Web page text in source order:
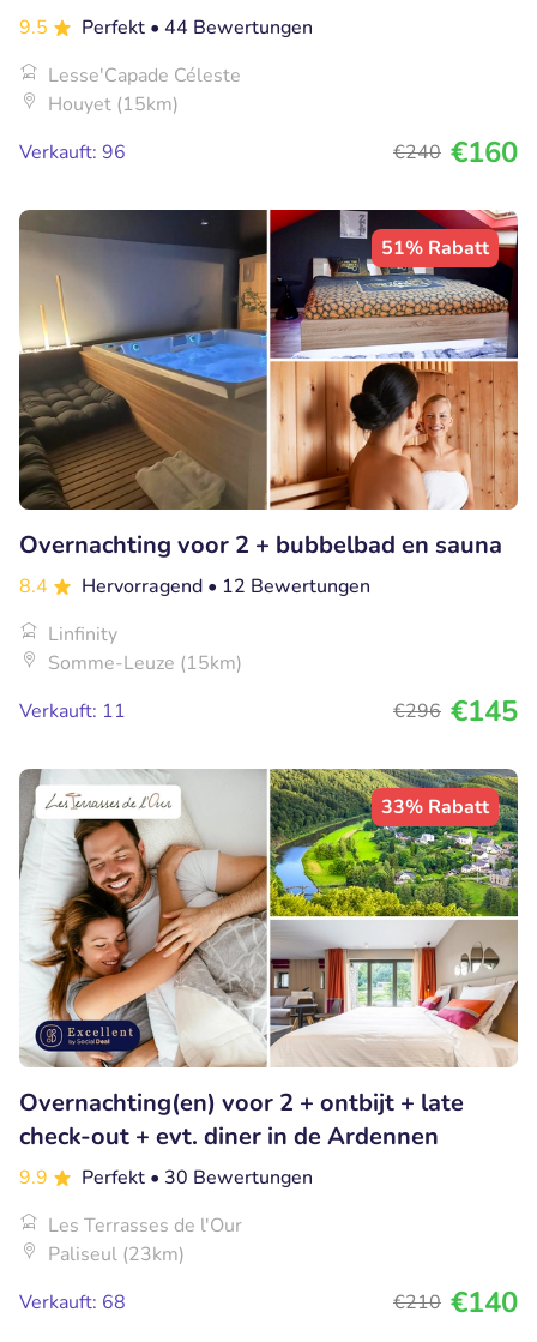
9.5 Perfekt • 44 Bewertungen
Lesse'Capade Céleste
Houyet (15km)
Verkauft: 96
€240 €160
51% Rabatt
Overnachting voor 2 + bubbelbad en sauna
8.4 Hervorragend • 12 Bewertungen
Linfinity
Somme-Leuze (15km)
Verkauft: 11
€296 €145
33% Rabatt
Overnachting(en) voor 2 + ontbijt + late
check-out + evt. diner in de Ardennen
9.9 Perfekt • 30 Bewertungen
Les Terrasses de l'Our
Paliseul (23km)
Verkauft: 68
€210 €140